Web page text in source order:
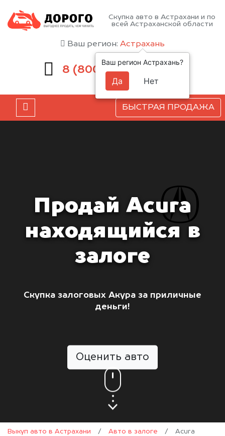
Скупка авто в Астрахани и по
всей Астраханской области
Ваш регион: Астрахань
8 (800)551-81-15
БЫСТРАЯ ПРОДАЖА
Продай Acura
находящийся в
залоге
Скупка залоговых Акура за приличные
деньги!
Оценить авто
Выкуп авто в Астрахани / Авто в залоге / Acura
Ваш регион Астрахань?
Да Нет